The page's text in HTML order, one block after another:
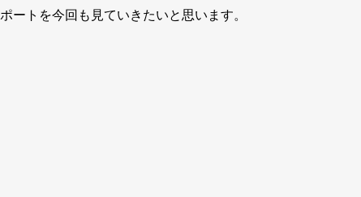
ートを今回も見ていきたいと思います。